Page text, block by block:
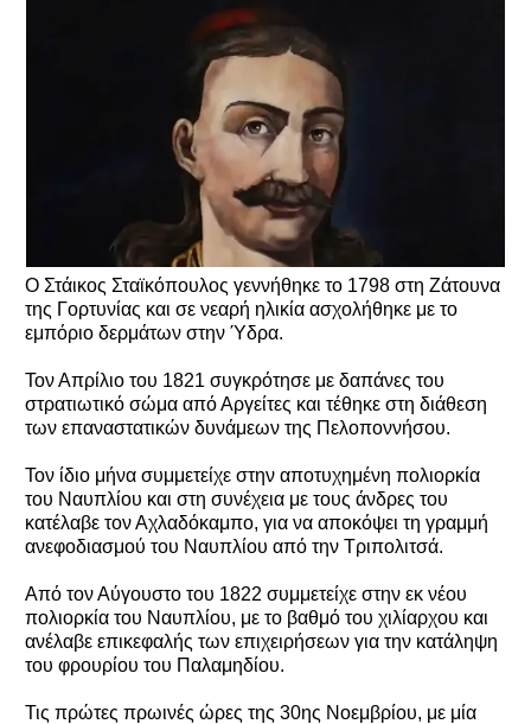
Ο Στάικος Σταϊκόπουλος γεννήθηκε το 1798 στη Ζάτουνα
της Γορτυνίας και σε νεαρή ηλικία ασχολήθηκε με το
εμπόριο δερμάτων στην Ύδρα.
Τον Απρίλιο του 1821 συγκρότησε με δαπάνες του
στρατιωτικό σώμα από Αργείτες και τέθηκε στη διάθεση
των επαναστατικών δυνάμεων της Πελοποννήσου.
Τον ίδιο μήνα συμμετείχε στην αποτυχημένη πολιορκία
του Ναυπλίου και στη συνέχεια με τους άνδρες του
κατέλαβε τον Αχλαδόκαμπο, για να αποκόψει τη γραμμή
ανεφοδιασμού του Ναυπλίου από την Τριπολιτσά.
Από τον Αύγουστο του 1822 συμμετείχε στην εκ νέου
πολιορκία του Ναυπλίου, με το βαθμό του χιλίαρχου και
ανέλαβε επικεφαλής των επιχειρήσεων για την κατάληψη
του φρουρίου του Παλαμηδίου.
Τις πρώτες πρωινές ώρες της 30ης Νοεμβρίου, με μία